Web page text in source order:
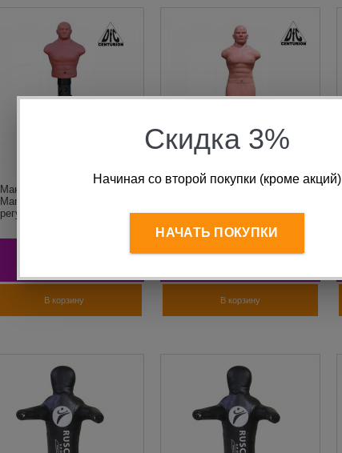
Манекен Adjustable Punch
Man-Medium TLS-H с
регулировкой (беж)
В корзину
Водоналивной манекен
Heavy (беж) CENTURION
162-187 см
45 990 руб.
В корзину
Скидка 3%
Начиная со второй покупки (кроме акций)
НАЧАТЬ ПОКУПКИ